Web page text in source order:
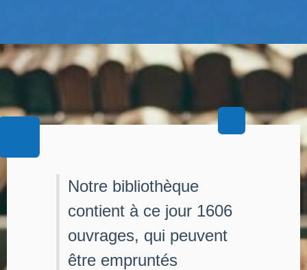
Notre bibliothèque
contient à ce jour 1606
ouvrages, qui peuvent
être empruntés